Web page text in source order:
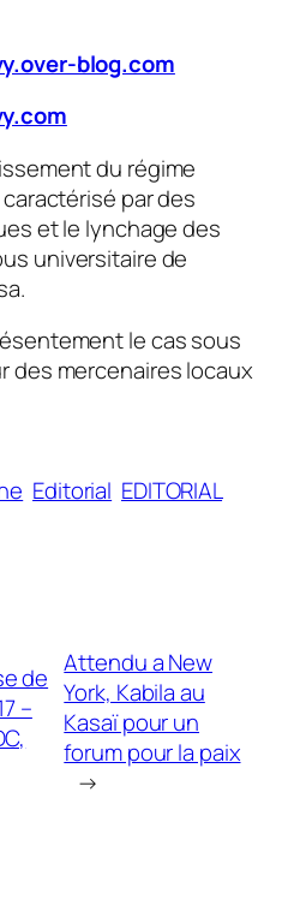
blog.com
du régime
par des
et le lynchage des
universitaire de
le cas sous
des mercenaires locaux
Editorial EDITORIAL
de
–
Attendu a New
York, Kabila au
Kasaï pour un
forum pour la paix
→